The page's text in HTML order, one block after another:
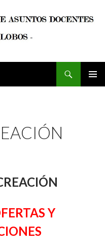
Y